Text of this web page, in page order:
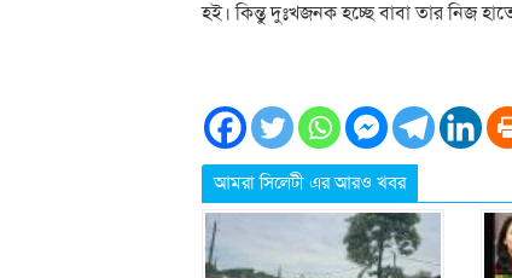
হই। কিন্তু দুঃখজনক হচ্ছে বাবা তার নিজ
আমরা সিলেটী এর আরও খবর